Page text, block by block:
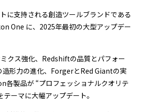
ブ
/他
検定
スケジュール
x facebookyoutube
に支持される創造ツールブランドである
One に、2025年最初の大型アップデー
クス強化、Redshiftの品質とパフォー
形力の進化、ForgerとRed Giantの実
各製品が “プロフェッショナルクオリテ
ーマに大幅アップデート。